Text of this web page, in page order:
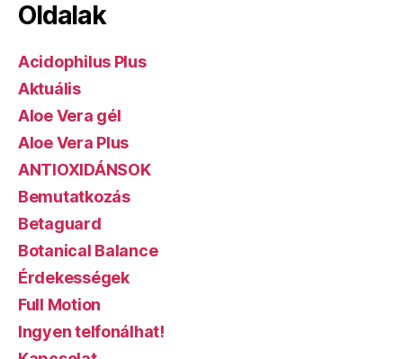
Oldalak
Acidophilus Plus
Aktuális
Aloe Vera gél
Aloe Vera Plus
ANTIOXIDÁNSOK
Bemutatkozás
Betaguard
Botanical Balance
Érdekességek
Full Motion
Ingyen telfonálhat!